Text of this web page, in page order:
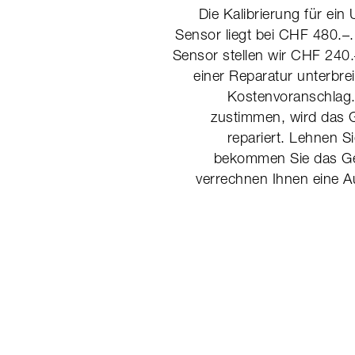
Die Kalibrierung für ein
Sensor liegt bei CHF
Sensor stellen wir CHF
einer Reparatur
zustimmen, wird das
repariert. Lehnen
bekommen Sie das
verrechnen Ihnen eine